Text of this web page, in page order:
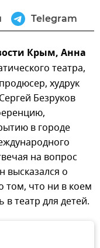
Telegram
Крым, Анна
театра,
худрук
Безруков
в городе
на вопрос
высказался о
том, что ни в коем
в театр для детей.